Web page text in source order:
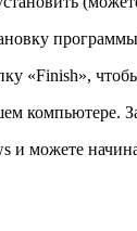
«Finish»,
компьютере.
можете